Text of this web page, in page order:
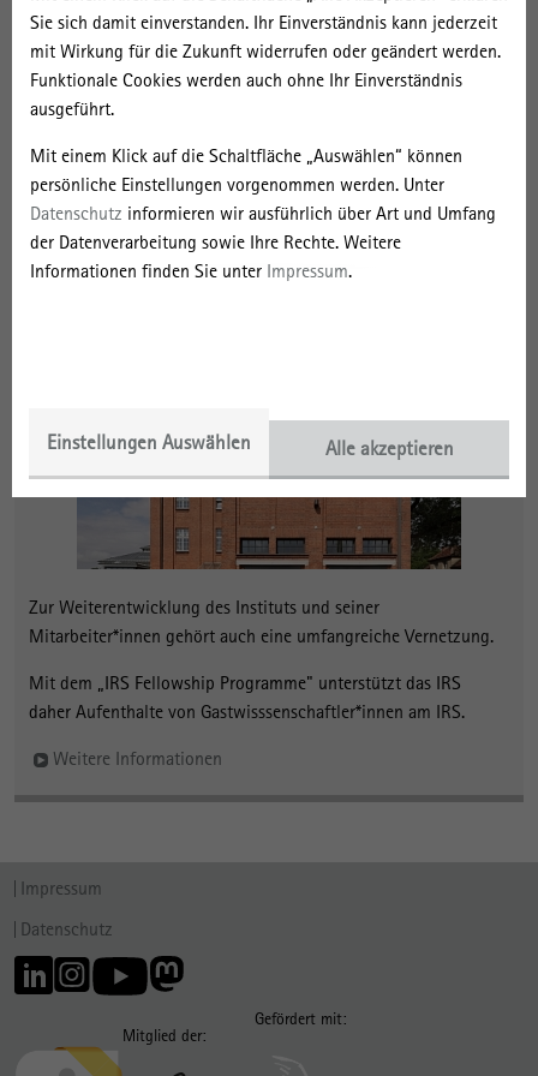
Sie sich damit einverstanden. Ihr Einverständnis kann jederzeit
mit Wirkung für die Zukunft widerrufen oder geändert werden.
Funktionale Cookies werden auch ohne Ihr Einverständnis
ausgeführt.
Mit einem Klick auf die Schaltfläche „Auswählen“ können
persönliche Einstellungen vorgenommen werden. Unter
Datenschutz informieren wir ausführlich über Art und Umfang
der Datenverarbeitung sowie Ihre Rechte. Weitere
Informationen finden Sie unter Impressum.
Einstellungen Auswählen Alle akzeptieren
Chancengleichheit
Alumni
Zur Weiterentwicklung des Instituts und seiner
Mitarbeiter*innen gehört auch eine umfangreiche Vernetzung.
Mit dem
„IRS Fellowship Programme" unterstützt das IRS
daher Aufenthalte von Gastwisssenschaftler*innen am IRS.
Weitere Informationen
Impressum
Datenschutz
Mitglied der:
Gefördert mit: